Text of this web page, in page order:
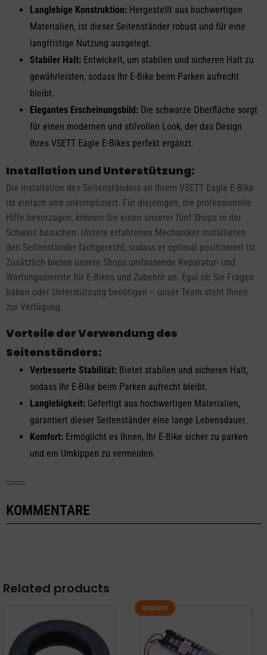
Langlebige Konstruktion: Hergestellt aus hochwertigen
Materialien, ist dieser Seitenständer robust und für eine
langfristige Nutzung ausgelegt.
Stabiler Halt: Entwickelt, um stabilen und sicheren Halt zu
gewährleisten, sodass Ihr E-Bike beim Parken aufrecht
bleibt.
Elegantes Erscheinungsbild: Die schwarze Oberfläche sorgt
für einen modernen und stilvollen Look, der das Design
Ihres VSETT Eagle E-Bikes perfekt ergänzt.
Installation und Unterstützung:
Die Installation des Seitenständers an Ihrem VSETT Eagle E-Bike
ist einfach und unkompliziert. Für diejenigen, die professionelle
Hilfe bevorzugen, können Sie einen unserer fünf Shops in der
Schweiz besuchen. Unsere erfahrenen Mechaniker installieren
den Seitenständer fachgerecht, sodass er optimal positioniert ist.
Zusätzlich bieten unsere Shops umfassende Reparatur- und
Wartungsdienste für E-Bikes und Zubehör an. Egal ob Sie Fragen
haben oder Unterstützung benötigen – unser Team steht Ihnen
zur Verfügung.
Vorteile der Verwendung des
Seitenständers:
Verbesserte Stabilität: Bietet stabilen und sicheren Halt,
sodass Ihr E-Bike beim Parken aufrecht bleibt.
Langlebigkeit: Gefertigt aus hochwertigen Materialien,
garantiert dieser Seitenständer eine lange Lebensdauer.
Komfort: Ermöglicht es Ihnen, Ihr E-Bike sicher zu parken
und ein Umkippen zu vermeiden.
KOMMENTARE
Related products
Angebot!